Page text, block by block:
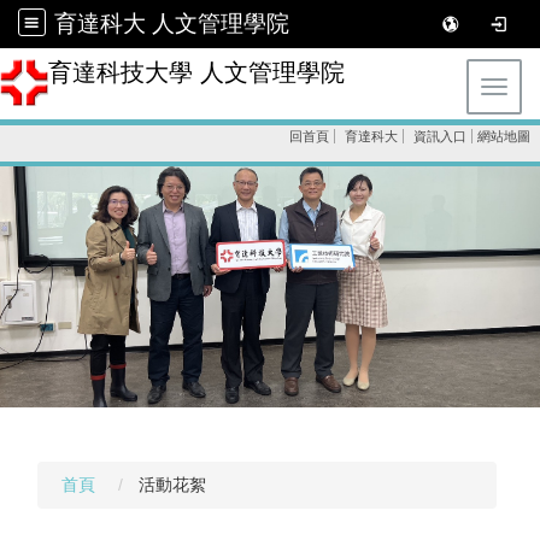
育達科大 人文管理學院
育達科技大學 人文管理學院
回首頁 育達科大 資訊入口 網站地圖
首頁 活動花絮